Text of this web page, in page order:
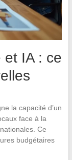
et IA : ce
la capacité d’un
face à la
Ce
budgétaires